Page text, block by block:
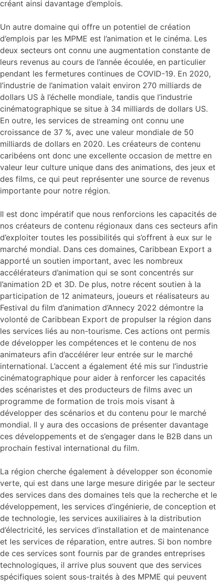
créant ainsi davantage d’emplois.
Un autre domaine qui offre un potentiel de création
d’emplois par les MPME est l’animation et le cinéma. Les
deux secteurs ont connu une augmentation constante de
leurs revenus au cours de l’année écoulée, en particulier
pendant les fermetures continues de COVID-19. En 2020,
l’industrie de l’animation valait environ 270 milliards de
dollars US à l’échelle mondiale, tandis que l’industrie
cinématographique se situe à 34 milliards de dollars US.
En outre, les services de streaming ont connu une
croissance de 37 %, avec une valeur mondiale de 50
milliards de dollars en 2020. Les créateurs de contenu
caribéens ont donc une excellente occasion de mettre en
valeur leur culture unique dans des animations, des jeux et
des films, ce qui peut représenter une source de revenus
importante pour notre région.
Il est donc impératif que nous renforcions les capacités de
nos créateurs de contenu régionaux dans ces secteurs afin
d’exploiter toutes les possibilités qui s’offrent à eux sur le
marché mondial. Dans ces domaines, Caribbean Export a
apporté un soutien important, avec les nombreux
accélérateurs d’animation qui se sont concentrés sur
l’animation 2D et 3D. De plus, notre récent soutien à la
participation de 12 animateurs, joueurs et réalisateurs au
Festival du film d’animation d’Annecy 2022 démontre la
volonté de Caribbean Export de propulser la région dans
les services liés au non-tourisme. Ces actions ont permis
de développer les compétences et le contenu de nos
animateurs afin d’accélérer leur entrée sur le marché
international. L’accent a également été mis sur l’industrie
cinématographique pour aider à renforcer les capacités
des scénaristes et des producteurs de films avec un
programme de formation de trois mois visant à
développer des scénarios et du contenu pour le marché
mondial. Il y aura des occasions de présenter davantage
ces développements et de s’engager dans le B2B dans un
prochain festival international du film.
La région cherche également à développer son économie
verte, qui est dans une large mesure dirigée par le secteur
des services dans des domaines tels que la recherche et le
développement, les services d’ingénierie, de conception et
de technologie, les services auxiliaires à la distribution
d’électricité, les services d’installation et de maintenance
et les services de réparation, entre autres. Si bon nombre
de ces services sont fournis par de grandes entreprises
technologiques, il arrive plus souvent que des services
spécifiques soient sous-traités à des MPME qui peuvent